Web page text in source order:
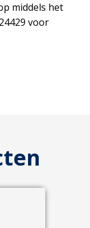
middels het
voor